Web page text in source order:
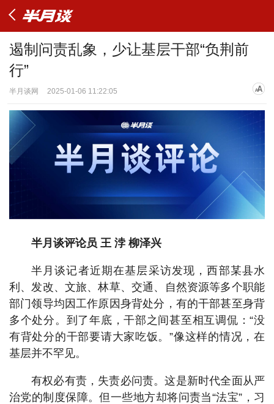
遏制问责乱象，少让基层干部“负荆前
行”
半月谈网 2025-01-06 11:22:05
半月谈评论员 王 浡 柳泽兴
半月谈记者近期在基层采访发现，西部某县水
利、发改、文旅、林草、交通、自然资源等多个职能
部门领导均因工作原因身背处分，有的干部甚至身背
多个处分。到了年底，干部之间甚至相互调侃：“没
有背处分的干部要请大家吃饭。”像这样的情况，在
基层并不罕见。
有权必有责，失责必问责。这是新时代全面从严
治党的制度保障。但一些地方却将问责当“法宝”，习